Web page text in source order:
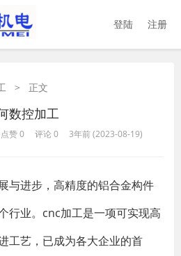
登陆 注册
> 正文
数控加工
点赞 0 评论 0 3年前 (2023-08-19)
与进步，高精度的铝合金构件
行业。cnc加工是一项可实现高
工艺，已成为各大企业的首